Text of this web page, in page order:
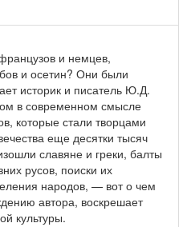
и немцев,
и осетин? Они были
историк и писатель Ю.Д.
в современном смысле
которые стали творцами
еще десятки тысяч
славяне и греки, балты
русов, поиски их
народов, — вот о чем
автора, воскрешает
культуры.